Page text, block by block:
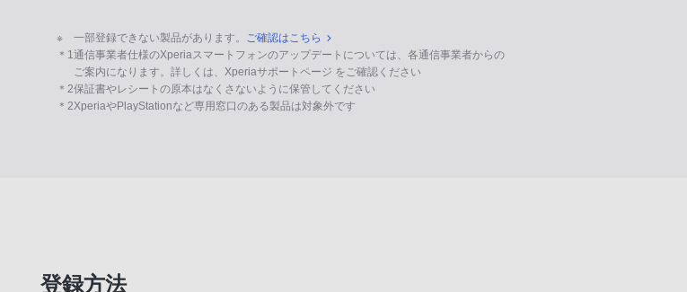
※ 一部登録できない製品があります。 ご確認はこちら
＊1通信事業者仕様のXperiaスマートフォンのアップデートについては、各通信事業者からの
ご案内になります。詳しくは、Xperiaサポートページ をご確認ください
＊2保証書やレシートの原本はなくさないように保管してください
＊2XperiaやPlayStationなど専用窓口のある製品は対象外です
登録方法